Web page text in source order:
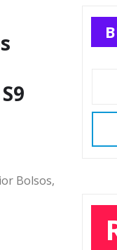
Bolsos,